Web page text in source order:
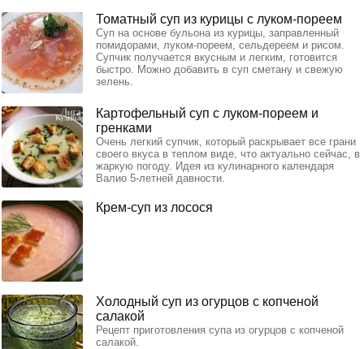
Томатный суп из курицы с луком-пореем
Суп на основе бульона из курицы, заправленный
помидорами, луком-пореем, сельдереем и рисом.
Супчик получается вкусным и легким, готовится
быстро. Можно добавить в суп сметану и свежую
зелень.
Картофельный суп с луком-пореем и
гренками
Очень легкий супчик, который раскрывает все грани
своего вкуса в теплом виде, что актуально сейчас, в
жаркую погоду. Идея из кулинарного календаря
Валио 5-летней давности.
Крем-суп из лосося
Холодный суп из огурцов с копченой
салакой
Рецепт приготовления супа из огурцов с копченой
салакой.